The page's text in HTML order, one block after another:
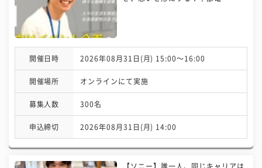
開催日時 2026年08月31日(月) 15:00〜16:00
開催場所 オンラインにて実施
募集人数 300名
申込締切 2026年08月31日(月) 14:00
【ソニー】誰一人、同じキャリアは